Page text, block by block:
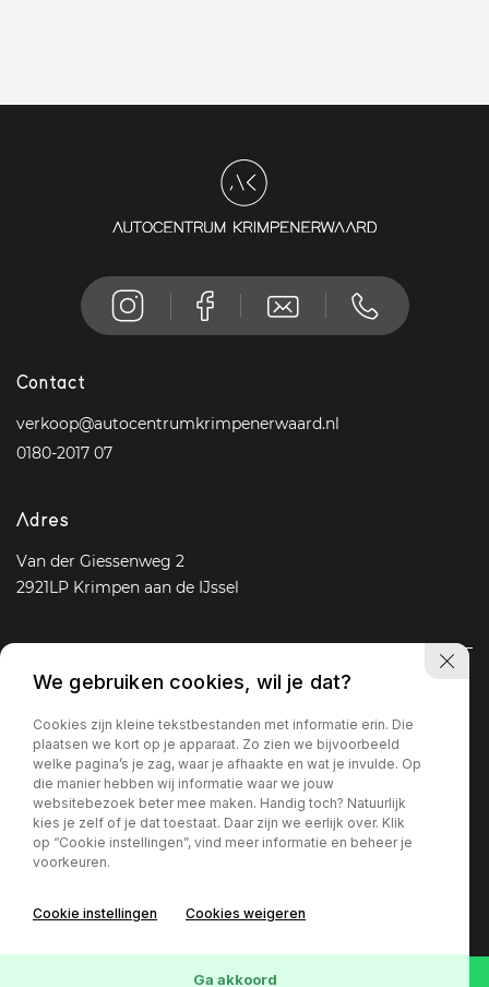
Contact
verkoop@autocentrumkrimpenerwaard.nl
0180-2017 07
Adres
Van der Giessenweg 2
2921LP Krimpen aan de IJssel
AanbodDiensten Over onsVacatureContact
Openingstijden
Ma - Vr
09 : 00 - 18 : 00
Privacy policy
We gebruiken cookies, wil je dat?
Cookies zijn kleine tekstbestanden met informatie erin. Die
plaatsen we kort op je apparaat. Zo zien we bijvoorbeeld
welke pagina’s je zag, waar je afhaakte en wat je invulde. Op
die manier hebben wij informatie waar we jouw
websitebezoek beter mee maken. Handig toch? Natuurlijk
kies je zelf of je dat toestaat. Daar zijn we eerlijk over. Klik
op “Cookie instellingen”, vind meer informatie en beheer je
voorkeuren.
Cookie instellingen Cookies weigeren
Ga akkoord